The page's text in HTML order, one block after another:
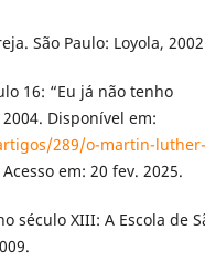
São Paulo: Loyola,
16: “Eu já não tenho
Disponível em:
289/o-martin-
Acesso em: 20 fev. 2025.
século XIII: A Escola de